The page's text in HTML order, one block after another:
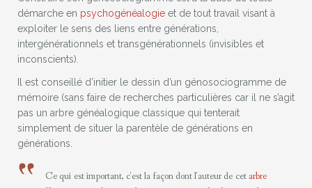
démarche en psychogénéalogie et de tout travail visant à
exploiter le sens des liens entre générations,
intergénérationnels et transgénérationnels (invisibles et
inconscients).
Il est conseillé d’initier le dessin d’un génosociogramme de
mémoire (sans faire de recherches particulières car il ne s’agit
pas un arbre généalogique classique qui tenterait
simplement de situer la parentèle de générations en
générations.
Ce qui est important, c'est la façon dont l'auteur de cet arbre